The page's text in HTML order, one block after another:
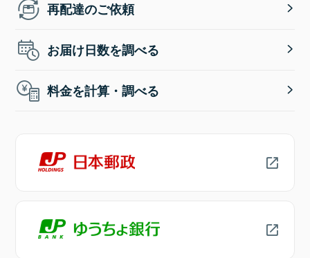
再配達のご依頼
お届け日数を調べる
料金を計算・調べる